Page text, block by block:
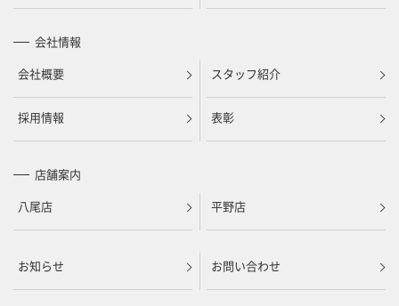
会社情報
会社概要
スタッフ紹介
採用情報 表彰
店舗案内
八尾店
平野店
お知らせ お問い合わせ